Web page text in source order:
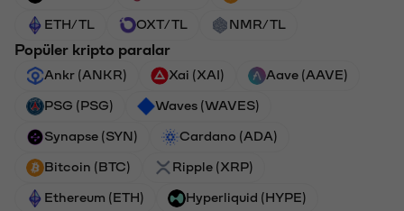
ETH/TL OXT/TL NMR/TL
Popüler kripto paralar
Ankr (ANKR) Xai (XAI) Aave (AAVE)
PSG (PSG) Waves (WAVES)
Synapse (SYN) Cardano (ADA)
Bitcoin (BTC) Ripple (XRP)
Ethereum (ETH) Hyperliquid (HYPE)